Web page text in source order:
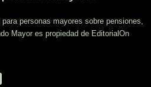
personas mayores sobre pensiones,
Mayor es propiedad de EditorialOn